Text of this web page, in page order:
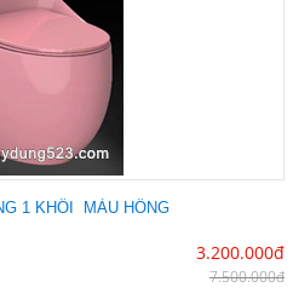
1 KHỐI MÀU HỒNG
3.200.000đ
7.500.000đ